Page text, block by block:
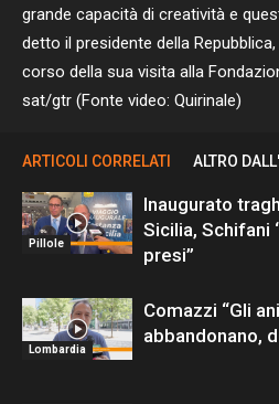
grande capacità di creatività e
detto il presidente della
corso della sua visita alla
sat/gtr (Fonte video: Quirinale)
ARTICOLI CORRELATI ALTRO
Pillole
Inaugurato
Sicilia, Schifani
presi”
Lombardia
Comazzi “Gli
abbandonano,